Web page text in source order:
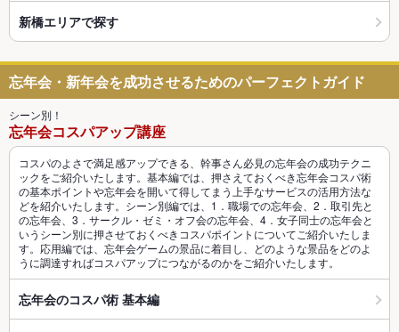
新橋エリアで探す
忘年会・新年会を成功させるためのパーフェクトガイド
シーン別！
忘年会コスパアップ講座
コスパのよさで満足感アップできる、幹事さん必見の忘年会の成功テクニ
ックをご紹介いたします。基本編では、押さえておくべき忘年会コスパ術
の基本ポイントや忘年会を開いて得してまう上手なサービスの活用方法な
どを紹介いたします。シーン別編では、1．職場での忘年会、2．取引先と
の忘年会、3．サークル・ゼミ・オフ会の忘年会、4．女子同士の忘年会と
いうシーン別に押させておくべきコスパポイントについてご紹介いたしま
す。応用編では、忘年会ゲームの景品に着目し、どのような景品をどのよ
うに調達すればコスパアップにつながるのかをご紹介いたします。
忘年会のコスパ術 基本編